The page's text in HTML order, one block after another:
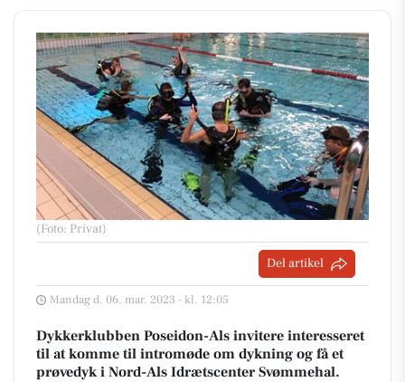
(Foto: Privat)
Del artikel
Mandag d. 06. mar. 2023 - kl. 12:05
Dykkerklubben Poseidon-Als invitere interesseret
til at komme til intromøde om dykning og få et
prøvedyk i Nord-Als Idrætscenter Svømmehal.